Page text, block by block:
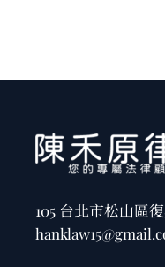
105 台北市松山區